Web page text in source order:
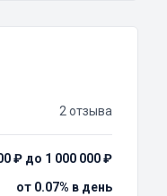
2 отзыва
₽ до 1 000 000 ₽
от 0.07% в день